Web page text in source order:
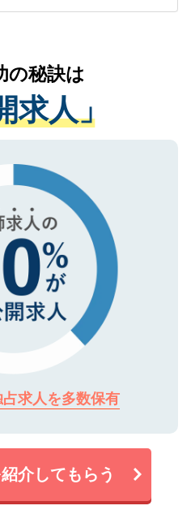
データはご本人の許可
扱いについての厳密な
事業者のみに付与され
ークを取得済みです。
人情報は、SSL（デー
てもご安心ください。
医療機関の状況や紹介
、適切なアドバイスを
。すぐにご転職をされ
なサポートが可能です
ください。
の秘訣は
求人」
求人を多数保有
介してもらう